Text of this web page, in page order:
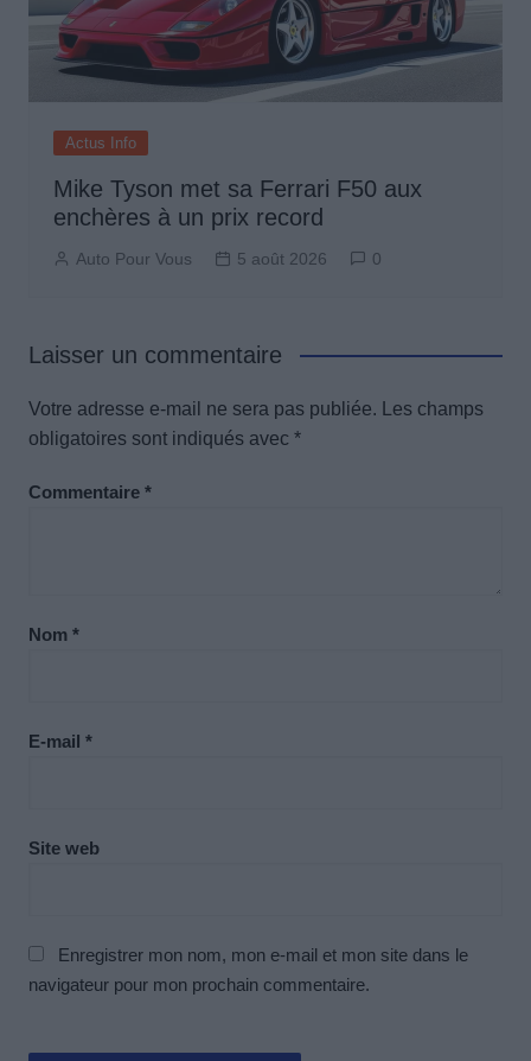
Actus Info
Mike Tyson met sa Ferrari F50 aux
enchères à un prix record
Auto Pour Vous 5 août 2026 0
Laisser un commentaire
Votre adresse e-mail ne sera pas publiée.
Les champs
obligatoires sont indiqués avec *
Commentaire *
Nom *
E-mail *
Site web
Enregistrer mon nom, mon e-mail et mon site dans le
navigateur pour mon prochain commentaire.